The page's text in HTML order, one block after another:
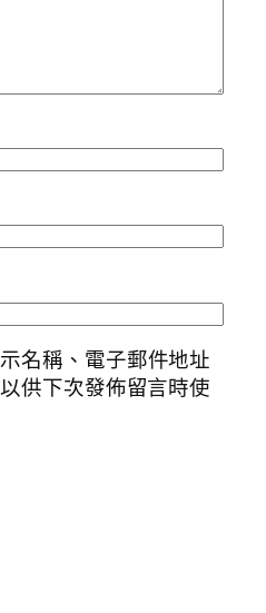
名稱、電子郵件地址
供下次發佈留言時使